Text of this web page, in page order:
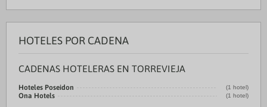
HOTELES POR CADENA
CADENAS HOTELERAS EN TORREVIEJA
Hoteles Poseidon (1 hotel)
Ona Hotels (1 hotel)